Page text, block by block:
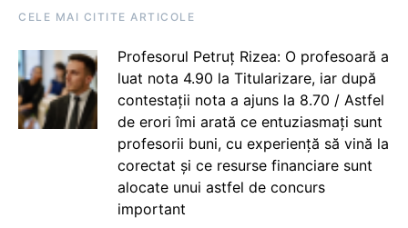
CELE MAI CITITE ARTICOLE
Profesorul Petruț Rizea: O profesoară a
luat nota 4.90 la Titularizare, iar după
contestații nota a ajuns la 8.70 / Astfel
de erori îmi arată ce entuziasmați sunt
profesorii buni, cu experiență să vină la
corectat și ce resurse financiare sunt
alocate unui astfel de concurs
important